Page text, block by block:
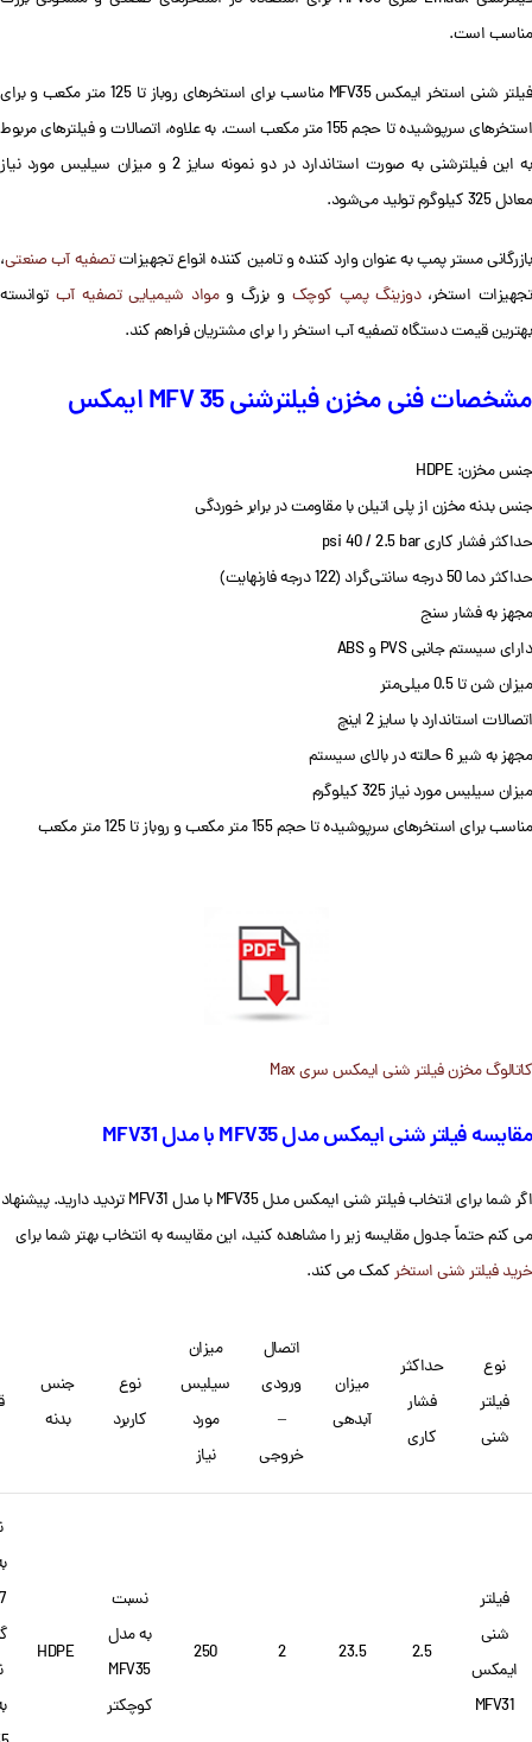
مناسب است.
فیلتر شنی استخر ایمکس MFV35 مناسب برای استخرهای روباز تا 125 متر مکعب و برای
استخرهای سرپوشیده تا حجم 155 متر مکعب است. به علاوه، اتصالات و فیلترهای مربوط
به این فیلترشنی به صورت استاندارد در دو نمونه سایز 2 و میزان سیلیس مورد نیاز
معادل 325 کیلوگرم تولید می‌شود.
بازرگانی مستر پمپ به عنوان وارد کننده و تامین کننده انواع تجهیزاتتصفیه آب صنعتی،
تجهیزات استخر،دوزینگ پمپ کوچک و بزرگ ومواد شیمیایی تصفیه آب توانسته
بهترین قیمت دستگاه تصفیه آب استخر را برای مشتریان فراهم کند.
مشخصات فنی مخزن فیلترشنی MFV 35 ایمکس
جنس مخزن: HDPE
جنس بدنه مخزن از پلی اتیلن با مقاومت در برابر خوردگی
حداکثر فشار کاری psi 40 / 2.5 bar
حداکثر دما 50 درجه سانتی‌گراد (122 درجه فارنهایت)
مجهز به فشار سنج
دارای سیستم جانبی PVS و ABS
میزان شن تا 0.5 میلی‌متر
اتصالات استاندارد با سایز 2 اینچ
مجهز به شیر 6 حالته در بالای سیستم
میزان سیلیس مورد نیاز 325 کیلوگرم
مناسب برای استخرهای سرپوشیده تا حجم 155 متر مکعب و روباز تا 125 متر مکعب
کاتالوگ مخزن فیلتر شنی ایمکس سری Max
مقایسه فیلتر شنی ایمکس مدل MFV35 با مدل MFV31
اگر شما برای انتخاب فیلتر شنی ایمکس مدل MFV35 با مدل MFV31 تردید دارید. پیشنهاد
می کنم حتماً جدول مقایسه زیر را مشاهده کنید، این مقایسه به انتخاب بهتر شما برای
خرید فیلتر شنی استخرکمک می کند.
نوع
فیلتر
شنی
حداکثر
فشار
کاری
میزان
آبدهی
اتصال
ورودی
–
خروجی
میزان
سیلیس
مورد
نیاز
نوع
کاربرد
جنس
بدنه
فیلتر
شنی
ایمکس
MFV31
2.5
23.5
2
250
نسبت
به مدل
MFV35
کوچکتر
HDPE